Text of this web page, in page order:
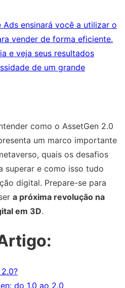
Ads ensinará você a utilizar o
vender de forma eficiente.
e veja seus resultados
de um grande
como o AssetGen 2.0
um marco importante
quais os desafios
superar e como isso tudo
digital. Prepare-se para
a próxima revolução na
em 3D.
do 1.0 ao 2.0